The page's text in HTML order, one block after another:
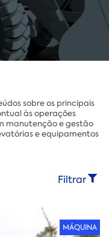
sobre os principais
às operações
manutenção e gestão
e equipamentos
Filtrar
MÁQUINA